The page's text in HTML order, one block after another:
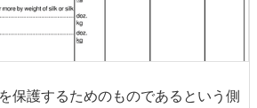
保護するためのものであるという側